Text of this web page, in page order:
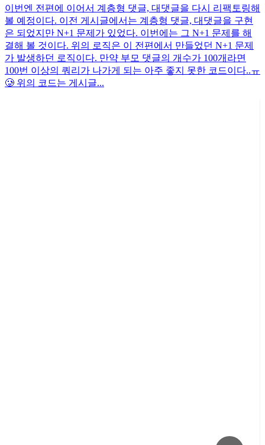
이번엔 전편에 이어서 계층형 댓글, 대댓글을 다시 리팩토링해
볼 예정이다. 이전 게시글에서는 계층형 댓글, 대댓글을 구현
은 되었지만 N+1 문제가 있었다. 이번에는 그 N+1 문제를 해
결해 볼 것이다. 위의 로직은 이 전편에서 만들었던 N+1 문제
가 발생하던 로직이다. 만약 부모 댓글의 개수가 100개라면
100번 이상의 쿼리가 나가게 되는 아주 좋지 못한 코드이다..ㅠ
🥲 위의 코드는 게시글...